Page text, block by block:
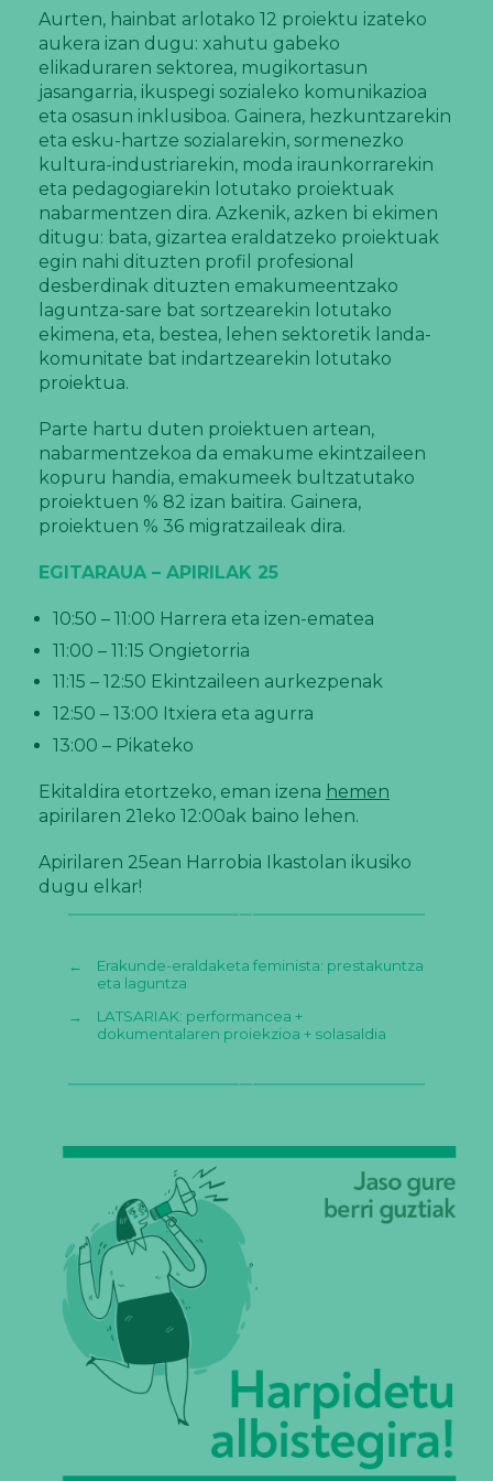
Aurten, hainbat arlotako 12 proiektu izateko
aukera izan dugu: xahutu gabeko
elikaduraren sektorea, mugikortasun
jasangarria, ikuspegi sozialeko komunikazioa
eta osasun inklusiboa. Gainera, hezkuntzarekin
eta esku-hartze sozialarekin, sormenezko
kultura-industriarekin, moda iraunkorrarekin
eta pedagogiarekin lotutako proiektuak
nabarmentzen dira. Azkenik, azken bi ekimen
ditugu: bata, gizartea eraldatzeko proiektuak
egin nahi dituzten profil profesional
desberdinak dituzten emakumeentzako
laguntza-sare bat sortzearekin lotutako
ekimena, eta, bestea, lehen sektoretik landa-
komunitate bat indartzearekin lotutako
proiektua.
Parte hartu duten proiektuen artean,
nabarmentzekoa da emakume ekintzaileen
kopuru handia, emakumeek bultzatutako
proiektuen % 82 izan baitira. Gainera,
proiektuen % 36 migratzaileak dira.
EGITARAUA – APIRILAK 25
10:50 – 11:00 Harrera eta izen-ematea
11:00 – 11:15 Ongietorria
11:15 – 12:50 Ekintzaileen aurkezpenak
12:50 – 13:00 Itxiera eta agurra
13:00 – Pikateko
Ekitaldira etortzeko, eman izena hemen
apirilaren 21eko 12:00ak baino lehen.
Apirilaren 25ean Harrobia Ikastolan ikusiko
dugu elkar!
←
Erakunde-eraldaketa feminista: prestakuntza
eta laguntza
→
LATSARIAK: performancea +
dokumentalaren proiekzioa + solasaldia